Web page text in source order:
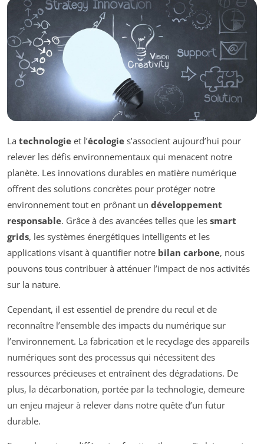
La technologie et l’écologie s’associent aujourd’hui pour
relever les défis environnementaux qui menacent notre
planète. Les innovations durables en matière numérique
offrent des solutions concrètes pour protéger notre
environnement tout en prônant un développement
responsable. Grâce à des avancées telles que les smart
grids, les systèmes énergétiques intelligents et les
applications visant à quantifier notre bilan carbone, nous
pouvons tous contribuer à atténuer l’impact de nos activités
sur la nature.
Cependant, il est essentiel de prendre du recul et de
reconnaître l’ensemble des impacts du numérique sur
l’environnement. La fabrication et le recyclage des appareils
numériques sont des processus qui nécessitent des
ressources précieuses et entraînent des dégradations. De
plus, la décarbonation, portée par la technologie, demeure
un enjeu majeur à relever dans notre quête d’un futur
durable.